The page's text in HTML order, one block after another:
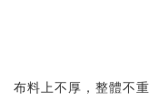
布料上不厚，整體不重